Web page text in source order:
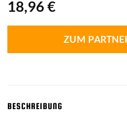
18,96 €
ZUM
BESCHREIBUNG